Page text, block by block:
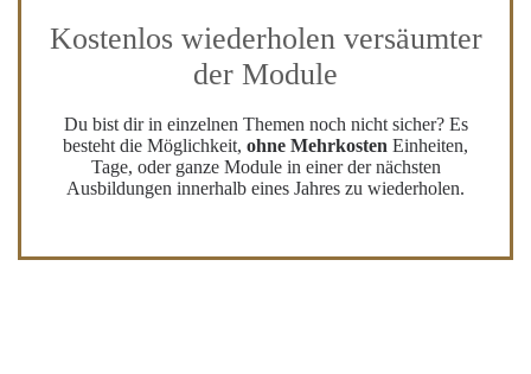
Kostenlos wiederholen versäumter
der Module
Du bist dir in einzelnen Themen noch nicht sicher? Es
besteht die Möglichkeit, ohne Mehrkosten Einheiten,
Tage, oder ganze Module in einer der nächsten
Ausbildungen innerhalb eines Jahres zu wiederholen.